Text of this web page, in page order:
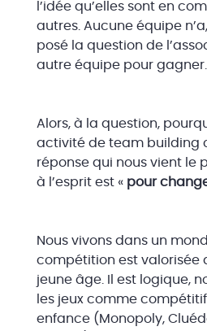
l’idée qu’elles sont en
autres. Aucune équipe
posé la question de
autre équipe pour gagner.
Alors, à la question,
activité de team building
réponse qui nous vient le
à l’esprit est « pour
Nous vivons dans un
compétition est valorisée
jeune âge. Il est logique,
les jeux comme
enfance (Monopoly,